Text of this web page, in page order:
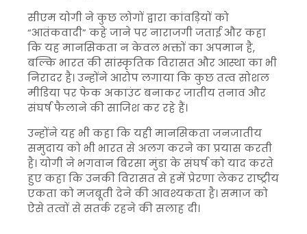
सीएम योगी ने कुछ लोगों द्वारा कांवड़ियों को
“आतंकवादी” कहे जाने पर नाराजगी जताई और कहा
कि यह मानसिकता न केवल भक्तों का अपमान है,
बल्कि भारत की सांस्कृतिक विरासत और आस्था का भी
निरादर है। उन्होंने आरोप लगाया कि कुछ तत्व सोशल
मीडिया पर फेक अकाउंट बनाकर जातीय तनाव और
संघर्ष फैलाने की साजिश कर रहे हैं।
उन्होंने यह भी कहा कि यही मानसिकता जनजातीय
समुदाय को भी भारत से अलग करने का प्रयास करती
है। योगी ने भगवान बिरसा मुंडा के संघर्ष को याद करते
हुए कहा कि उनकी विरासत से हमें प्रेरणा लेकर राष्ट्रीय
एकता को मजबूती देने की आवश्यकता है। समाज को
ऐसे तत्वों से सतर्क रहने की सलाह दी।